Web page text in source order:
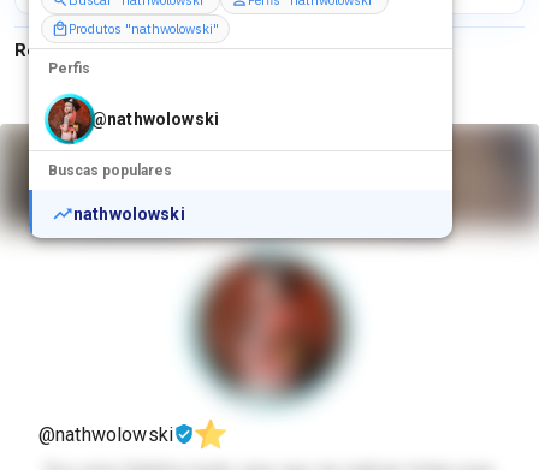
Produtos "nathwolowski"
Perfis
@nathwolowski
Buscas populares
nathwolowski
Resultados para"nathwolowski"
@nathwolowski